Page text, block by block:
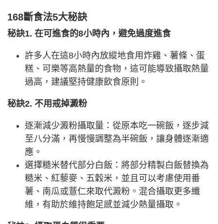
168斷食法5大秘訣
秘訣1. 在可進食的8小時內，避免過度進食
許多人在這8小時內放縱地食用炸雞、薯條、蛋
糕、可樂等高熱量的食物，這可能導致攝取熱量
過高，建議堅持健康飲食原則。
秘訣2. 不用戒掉澱粉
逐漸減少澱粉攝取量：從原本吃一碗飯，逐步減
至八分滿，再慢慢調整為半碗飯，讓身體逐漸適
應。
選擇糙米替代部分白飯：將部分精製白飯替換為
糙米、紅藜麥、五穀米，並且可以考慮使用番
薯、南瓜或薏仁來取代澱粉。混合攝取更多纖
維，有助於維持飽足感並減少熱量攝取。